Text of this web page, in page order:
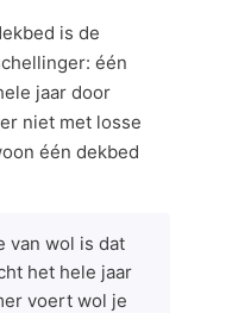
is de
één
jaar door
niet met losse
één dekbed
van wol is dat
het hele jaar
voert wol je